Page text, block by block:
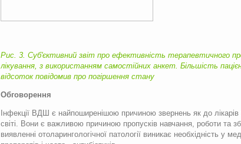
Рис. 3. Суб'єктивний звіт про ефективність терапевтичного
лікування, з використанням самостійних анкет. Більшість
відсоток повідомив про погіршення стану
Обговорення
Інфекції ВДШ є найпоширенішою причиною звернень як до лікарів
світі. Вони є важливою причиною пропусків навчання, роботи та
виявленні отоларингологічної патології виникає необхідність у